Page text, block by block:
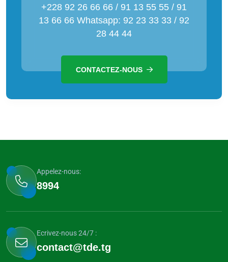
+228 92 26 66 66 / 91 13 55 55 / 91
13 66 66 Whatsapp: 92 23 33 33 / 92
28 44 44
CONTACTEZ-NOUS
Appelez-nous:
8994
Ecrivez-nous 24/7 :
contact@tde.tg